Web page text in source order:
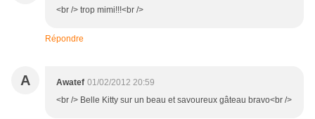
<br /> trop mimi!!!<br />
Répondre
A Awatef 01/02/2012 20:59
<br /> Belle Kitty sur un beau et savoureux gâteau bravo<br />